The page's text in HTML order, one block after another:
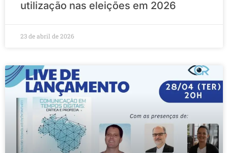
utilização nas eleições em 2026
23 de abril de 2026